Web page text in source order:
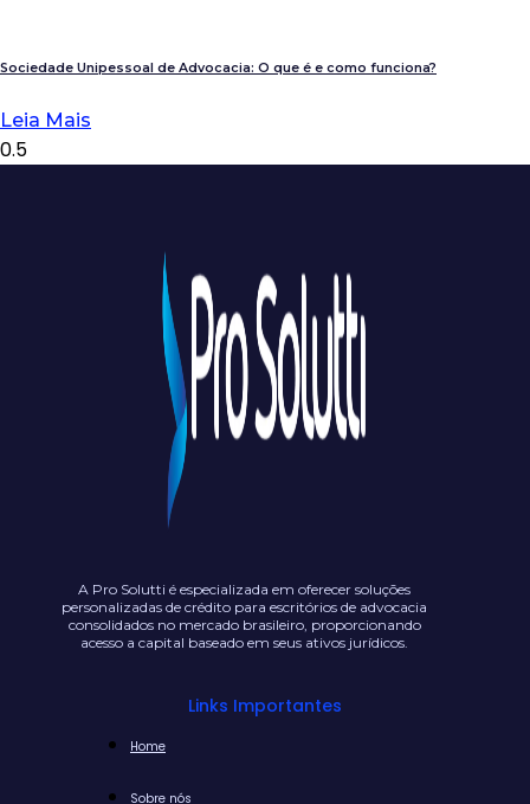
Sociedade Unipessoal de Advocacia: O que é e como funciona?
Leia Mais
A Pro Solutti é especializada em oferecer soluções
personalizadas de crédito para escritórios de advocacia
consolidados no mercado brasileiro, proporcionando
acesso a capital baseado em seus ativos jurídicos.
Links Importantes
Home
Sobre nós